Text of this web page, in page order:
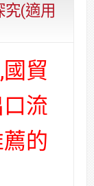
網
決
方
案
究(適用
貿
流
的